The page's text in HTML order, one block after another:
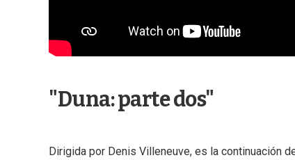
"Duna: parte dos"
Dirigida por Denis Villeneuve, es la continuación